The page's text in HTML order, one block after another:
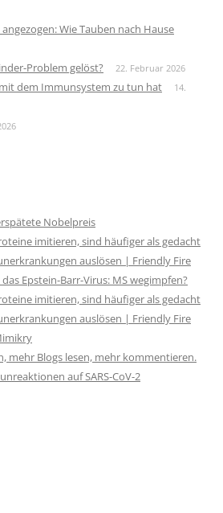
Wie Tauben nach Hause
Problem gelöst? 22. Februar 2026
dem Immunsystem zu tun hat
14.
Nobelpreis
imitieren, sind häufiger als gedacht
auslösen | Friendly Fire
Epstein-Barr-Virus: MS wegimpfen?
imitieren, sind häufiger als gedacht
auslösen | Friendly Fire
mehr Blogs lesen, mehr kommentieren.
auf SARS-CoV-2